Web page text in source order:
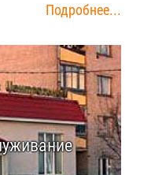
Подробнее...